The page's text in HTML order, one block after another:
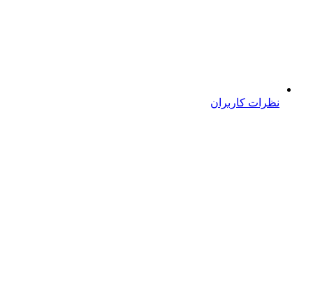
نظرات کاربران